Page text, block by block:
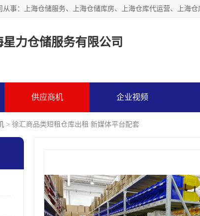
星力仓储服务有限公司
供应商机 企业视频
> 徐汇商品类短租仓库出租 新媒体平台配套